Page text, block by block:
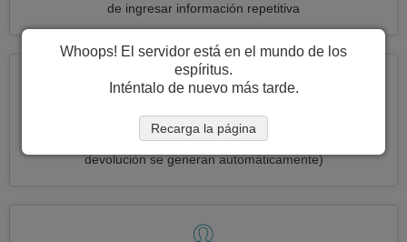
de ingresar información repetitiva
Reduce your solicitud de visa Dinamarca a
imprimir, firmar y enviar (Las etiquetas de envío de entrada y
devolución se generan automáticamente)
Whoops! El servidor está en el mundo de los
espíritus.
Inténtalo de nuevo más tarde.
Recarga la página